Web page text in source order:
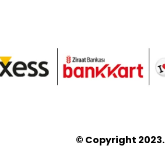
© Copyright 2023.